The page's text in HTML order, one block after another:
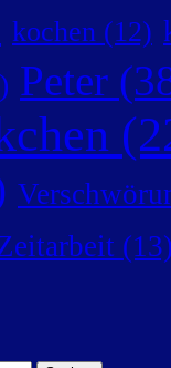
kochen (12)
Peter